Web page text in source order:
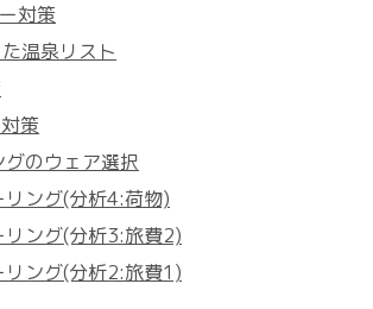
対策
温泉リスト
策
のウェア選択
ング(分析4:荷物)
リング(分析3:旅費2)
リング(分析2:旅費1)